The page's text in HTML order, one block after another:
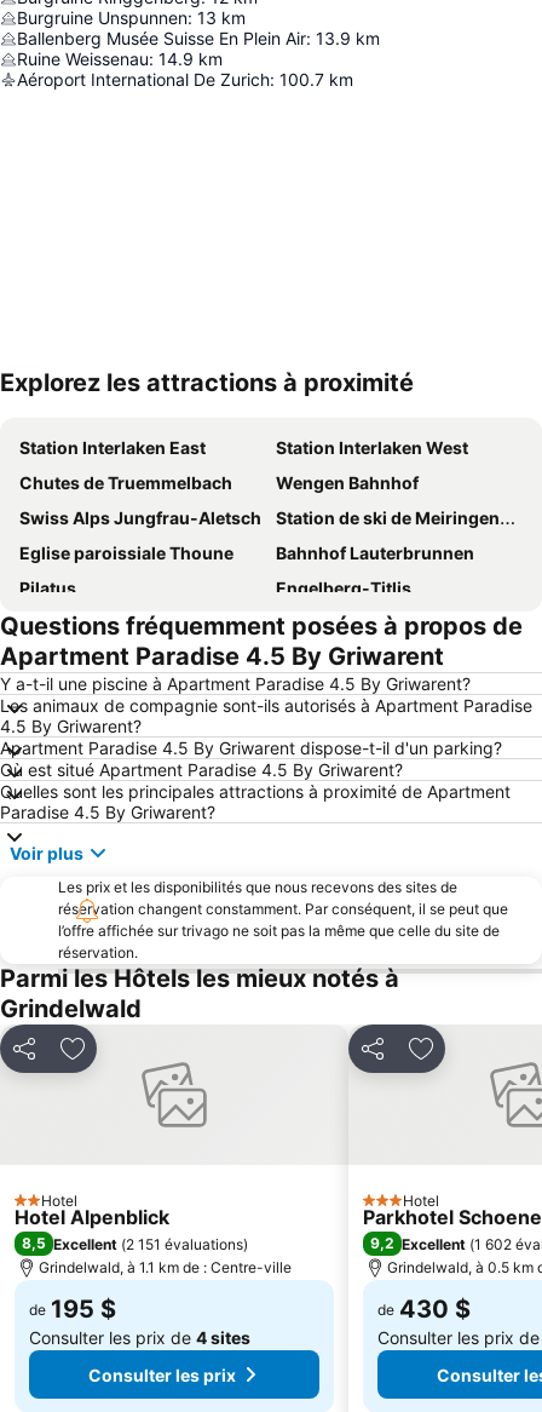
Burgruine Unspunnen: 13 km
Ballenberg Musée Suisse En Plein Air: 13.9 km
Ruine Weissenau: 14.9 km
Aéroport International De Zurich: 100.7 km
Explorez les attractions à proximité
Station Interlaken East
Station Interlaken West
Chutes de Truemmelbach
Wengen Bahnhof
Swiss Alps Jungfrau-Aletsch
Station de ski de Meiringen-Hasliberg
Eglise paroissiale Thoune
Bahnhof Lauterbrunnen
Pilatus
Engelberg-Titlis
Interlaken Harder Bahn
Oeschinensee
Lake Thun
Schilthorn - Piz Gloria
Chemin de fer de la Jungfrau
Interlaken Classics
Giessbachfälle
Summer Valais Cow Fights
Eiger Ultra Trail
Lauberhornrennen
Adelboden-Frutigen
Station Leukerbad
Unspunnenfest
Glacier d'Aletsch
Visites guidées de la ville de Thoune
Alpe Devero
Simplonpass
Inferno Triathlon
SnowpenAir
Station de ski First
Musée suisse de l'habitat rural Ballenberg
St Beatus Höhlen
Aletschgletscher
Grimselpass
Questions fréquemment posées à propos de
Apartment Paradise 4.5 By Griwarent
Y a-t-il une piscine à Apartment Paradise 4.5 By Griwarent?
Les animaux de compagnie sont-ils autorisés à Apartment Paradise
4.5 By Griwarent?
Apartment Paradise 4.5 By Griwarent dispose-t-il d'un parking?
Où est situé Apartment Paradise 4.5 By Griwarent?
Quelles sont les principales attractions à proximité de Apartment
Paradise 4.5 By Griwarent?
Voir plus
Les prix et les disponibilités que nous recevons des sites de
réservation changent constamment. Par conséquent, il se peut que
l’offre affichée sur trivago ne soit pas la même que celle du site de
réservation.
Parmi les Hôtels les mieux notés à
Grindelwald
PartagerAjouter à mes favoris
2 Étoiles
Hotel
Hotel Alpenblick
8,5 Excellent (2 151 évaluations)
Grindelwald, à 1.1 km de : Centre-ville
de 195 $
Consulter les prix de 4 sites
Consulter les prix
PartagerAjouter à
3 Étoiles
Hotel
Parkhotel
9,2 Excellent (1 602
Grindelwald, à 0.5 km
de 430 $
Consulter les prix
Consulter